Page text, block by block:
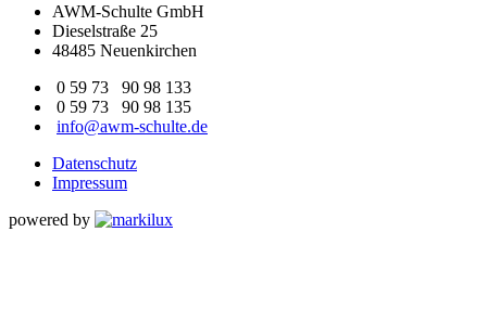
AWM-Schulte GmbH
Dieselstraße 25
48485 Neuenkirchen
0 59 73 90 98 133
0 59 73 90 98 135
info@awm-schulte.de
Datenschutz
Impressum
powered by